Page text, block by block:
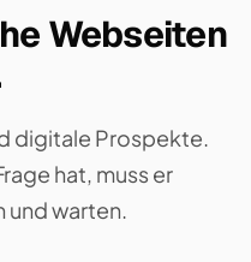
Webseiten
digitale Prospekte.
hat, muss er
und warten.